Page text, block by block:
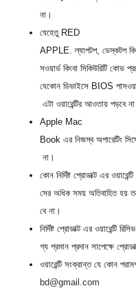
না।
যেহেতু RED
APPLE. ল্যাপটপ, ডেস্কটপ
সওয়ার্ড কিংবা সিকিউরিটি
যেকোন ডিভাইসে BIOS
এটা ওয়ারেন্টির আওতায় পড়বে
Apple Mac
Book এর নিজস্ব অপারেটিং
না।
কোন নির্দিষ্ট প্রোডাক্ট এর
সের অধিক সময় অতিবাহিত হয়
বে না।
নির্দিষ্ট প্রোডাক্ট এর ওয়ারেন্টি
গ্য প্রমান প্রদান সাপেক্ষে
ওয়ারেন্টি সংক্রান্ত যে কোন
bd@gmail.com